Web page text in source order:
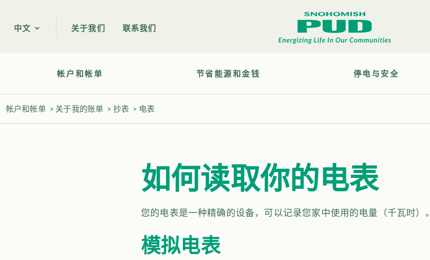
中文 关于我们 联系我们
帐户和帐单 节省能源和金钱 停电与安全
帐户和帐单 > 关于我的账单 > 抄表 > 电表
如何读取你的电表
您的电表是一种精确的设备，可以记录您家中使用的电量（千瓦时）。
模拟电表